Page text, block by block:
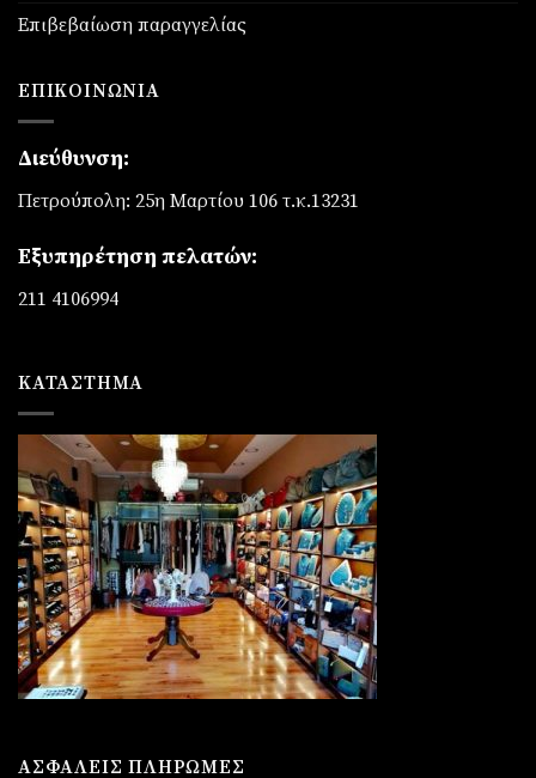
Επιβεβαίωση παραγγελίας
ΕΠΙΚΟΙΝΩΝΊΑ
Διεύθυνση:
Πετρούπολη: 25η Μαρτίου 106 τ.κ.13231
Εξυπηρέτηση πελατών:
211 4106994
ΚΑΤΆΣΤΗΜΑ
ΑΣΦΑΛΕΙΣ ΠΛΗΡΩΜΕΣ